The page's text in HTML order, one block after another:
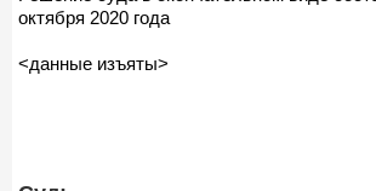
октября 2020 года
<данные изъяты>